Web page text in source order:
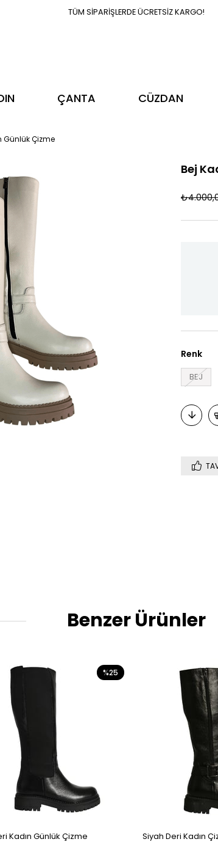
TÜM SİPARİŞLERDE ÜCRETSİZ KARGO!
ÇANTA CÜZDAN
Günlük Çizme
Bej
Renk
BEJ
Benzer Ürünler
Kadın Günlük Çizme
%25
Siyah Deri Kadın